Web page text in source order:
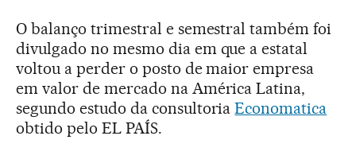
O balanço trimestral e semestral também foi
divulgado no mesmo dia em que a estatal
voltou a perder o posto de maior empresa
em valor de mercado na América Latina,
segundo estudo da consultoriaEconomatica
obtido pelo EL PAÍS.